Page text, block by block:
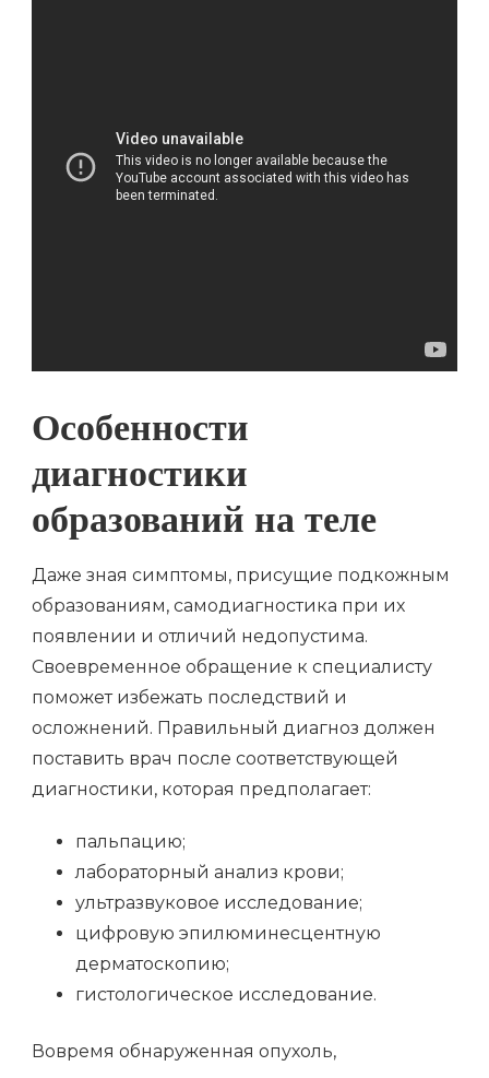
Особенности
диагностики
образований на теле
Даже зная симптомы, присущие подкожным
образованиям, самодиагностика при их
появлении и отличий недопустима.
Своевременное обращение к специалисту
поможет избежать последствий и
осложнений. Правильный диагноз должен
поставить врач после соответствующей
диагностики, которая предполагает:
пальпацию;
лабораторный анализ крови;
ультразвуковое исследование;
цифровую эпилюминесцентную
дерматоскопию;
гистологическое исследование.
Вовремя обнаруженная опухоль,